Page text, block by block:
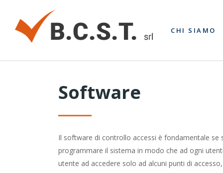
CHI SIAMO
Software
Il software di controllo accessi è fondamentale se
programmare il sistema in modo che ad ogni
utente ad accedere solo ad alcuni punti di